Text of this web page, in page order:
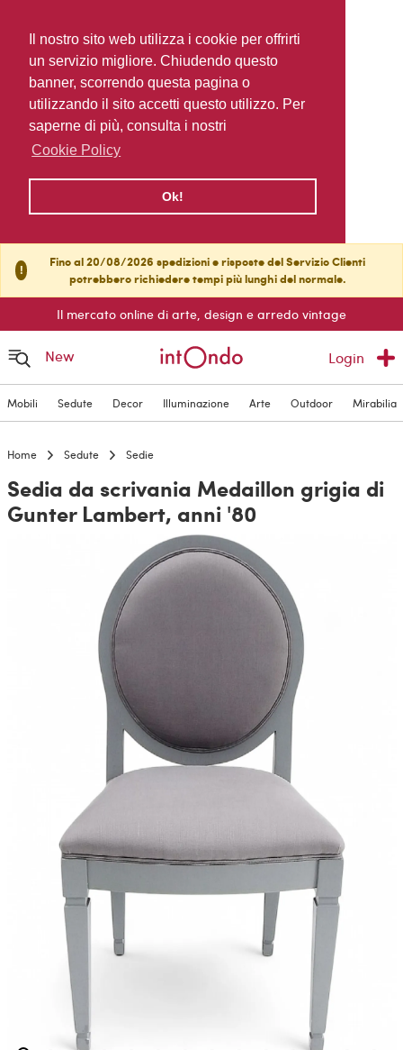
Il nostro sito web utilizza i cookie per offrirti
un servizio migliore. Chiudendo questo
banner, scorrendo questa pagina o
utilizzando il sito accetti questo utilizzo. Per
saperne di più, consulta i nostri
Cookie Policy
Ok!
!
Fino al 20/08/2026 spedizioni e risposte del Servizio Clienti
potrebbero richiedere tempi più lunghi del normale.
Il mercato online di arte, design e arredo vintage
New Login
Mobili Sedute Decor Illuminazione Arte Outdoor Mirabilia
Home Sedute Sedie
Sedia da scrivania Medaillon grigia di
Gunter Lambert, anni '80